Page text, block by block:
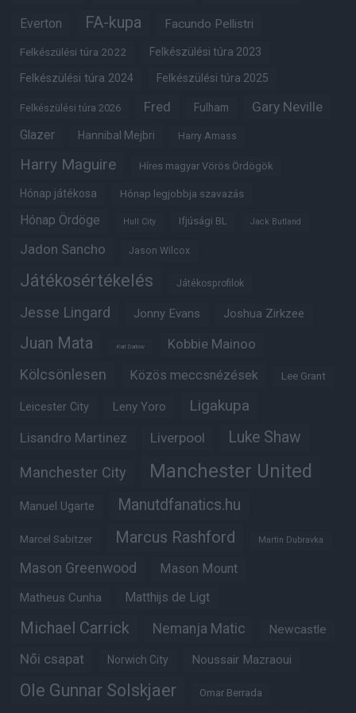
Everton FA-kupa Facundo Pellistri
Felkészülési túra 2022 Felkészülési túra 2023
Felkészülési túra 2024 Felkészülési túra 2025
Felkészülési túra 2026 Fred Fulham Gary Neville
Glazer Hannibal Mejbri Harry Amass
Harry Maguire Híres magyar Vörös Ördögök
Hónap játékosa Hónap legjobbja szavazás
Hónap Ördöge Hull City Ifjúsági BL Jack Butland
Jadon Sancho Jason Wilcox
Játékosértékelés Játékosprofilok
Jesse Lingard Jonny Evans Joshua Zirkzee
Juan Mata Karl Darlow Kobbie Mainoo
Kölcsönlesen Közös meccsnézések Lee Grant
Leicester City Leny Yoro Ligakupa
Lisandro Martinez Liverpool Luke Shaw
Manchester City Manchester United
Manuel Ugarte Manutdfanatics.hu
Marcel Sabitzer Marcus Rashford Martin Dubravka
Mason Greenwood Mason Mount
Matheus Cunha Matthijs de Ligt
Michael Carrick Nemanja Matic Newcastle
Női csapat Norwich City Noussair Mazraoui
Ole Gunnar Solskjaer Omar Berrada